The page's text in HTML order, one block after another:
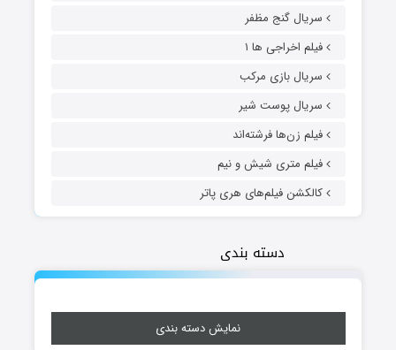
سریال گنج مظفر
فیلم اخراجی ها ۱
سریال بازی مرکب
سریال پوست شیر
فیلم زن‌ها فرشته‌اند
فیلم متری شیش و نیم
کالکشن فیلم‌های هری پاتر
دسته بندی
نمایش دسته بندی